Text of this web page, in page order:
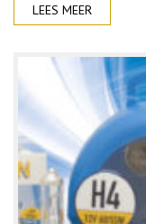
LEES MEER